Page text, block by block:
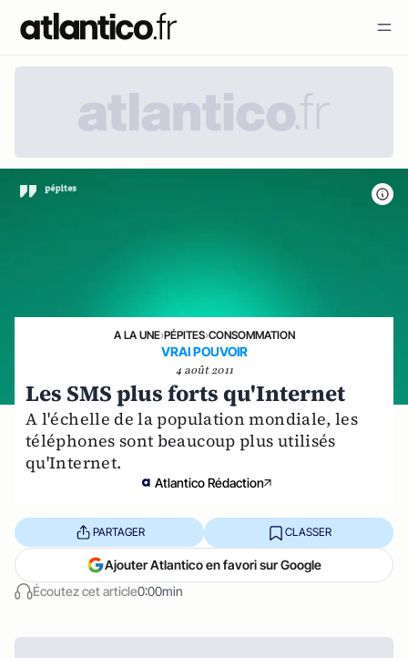
A LA UNE›PÉPITES›CONSOMMATION
VRAI POUVOIR
4 août 2011
Les SMS plus forts qu'Internet
A l'échelle de la population mondiale, les
téléphones sont beaucoup plus utilisés
qu'Internet.
Atlantico Rédaction
Écoutez cet article0:00min
PARTAGER CLASSER
Ajouter Atlantico en favori sur Google